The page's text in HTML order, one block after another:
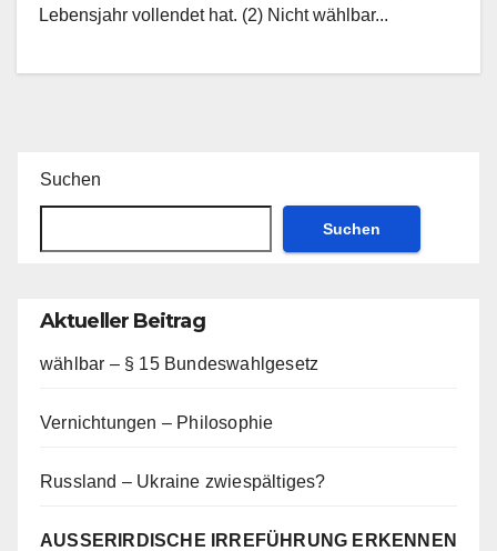
Lebensjahr vollendet hat. (2) Nicht wählbar...
Suchen
Suchen
Aktueller Beitrag
wählbar – § 15 Bundeswahlgesetz
Vernichtungen – Philosophie
Russland – Ukraine zwiespältiges?
AUSSERIRDISCHE IRREFÜHRUNG ERKENNEN